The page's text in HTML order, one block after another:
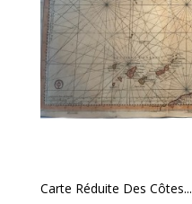
Carte Réduite Des Côtes...